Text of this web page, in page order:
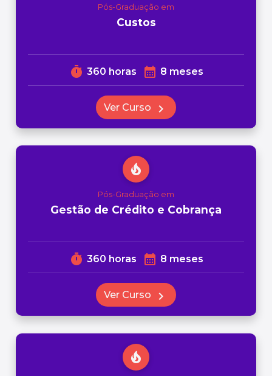
Pós-Graduação em
Custos
timer 360 horas calendar_month 8 meses
Ver Curso chevron_right
local_fire_department
Pós-Graduação em
Gestão de Crédito e Cobrança
timer 360 horas calendar_month 8 meses
Ver Curso chevron_right
local_fire_department